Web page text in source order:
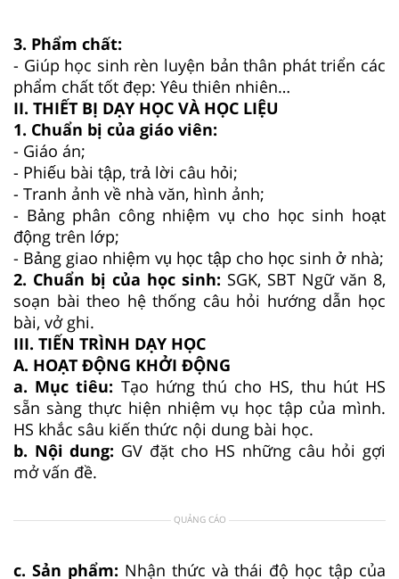
3. Phẩm chất:
- Giúp học sinh rèn luyện bản thân phát triển các
phẩm chất tốt đẹp: Yêu thiên nhiên…
II. THIẾT BỊ DẠY HỌC VÀ HỌC LIỆU
1. Chuẩn bị của giáo viên:
- Giáo án;
- Phiếu bài tập, trả lời câu hỏi;
- Tranh ảnh về nhà văn, hình ảnh;
- Bảng phân công nhiệm vụ cho học sinh hoạt
động trên lớp;
- Bảng giao nhiệm vụ học tập cho học sinh ở nhà;
2. Chuẩn bị của học sinh: SGK, SBT Ngữ văn 8,
soạn bài theo hệ thống câu hỏi hướng dẫn học
bài, vở ghi.
III. TIẾN TRÌNH DẠY HỌC
A. HOẠT ĐỘNG KHỞI ĐỘNG
a. Mục tiêu: Tạo hứng thú cho HS, thu hút HS
sẵn sàng thực hiện nhiệm vụ học tập của mình.
HS khắc sâu kiến thức nội dung bài học.
b. Nội dung: GV đặt cho HS những câu hỏi gợi
mở vấn đề.
QUẢNG CÁO
c. Sản phẩm: Nhận thức và thái độ học tập của